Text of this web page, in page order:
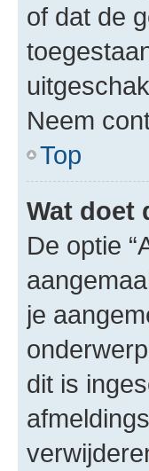
of dat de
Neem
Top
Wat doet
De optie
je
dit is